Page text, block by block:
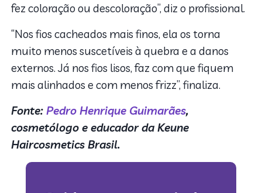
fez coloração ou descoloração”, diz o profissional.
“Nos fios cacheados mais finos, ela os torna
muito menos suscetíveis à quebra e a danos
externos. Já nos fios lisos, faz com que fiquem
mais alinhados e com menos frizz”, finaliza.
Fonte:Pedro Henrique Guimarães,
cosmetólogo e educador da Keune
Haircosmetics Brasil.